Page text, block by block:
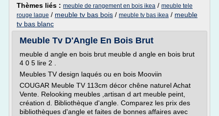
Thèmes liés : meuble de rangement en bois ikea / meuble tele
rouge laque / meuble tv bas bois / meuble tv bas ikea / meuble
tv bas blanc
Meuble Tv D'Angle En Bois Brut
meuble d angle en bois brut meuble d angle en bois brut
4 0 5 lire 2 .
Meubles TV design laqués ou en bois Mooviin
COUGAR Meuble TV 113cm décor chêne naturel Achat
Vente. Relooking meubles ,artisan d art meuble peint,
création d. Bibliothèque d'angle. Comparez les prix des
bibliothèques d'angle et faites de bonnes affaires avec